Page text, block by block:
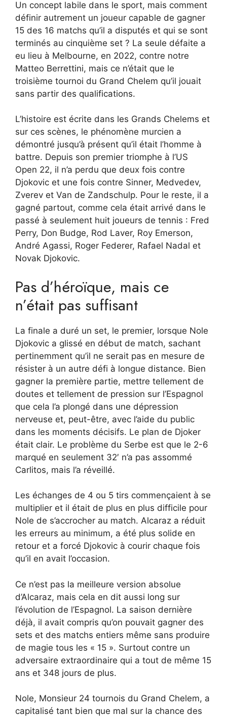
Un concept labile dans le sport, mais comment
définir autrement un joueur capable de gagner
15 des 16 matchs qu’il a disputés et qui se sont
terminés au cinquième set ? La seule défaite a
eu lieu à Melbourne, en 2022, contre notre
Matteo Berrettini, mais ce n’était que le
troisième tournoi du Grand Chelem qu’il jouait
sans partir des qualifications.
L’histoire est écrite dans les Grands Chelems et
sur ces scènes, le phénomène murcien a
démontré jusqu’à présent qu’il était l’homme à
battre. Depuis son premier triomphe à l’US
Open 22, il n’a perdu que deux fois contre
Djokovic et une fois contre Sinner, Medvedev,
Zverev et Van de Zandschulp. Pour le reste, il a
gagné partout, comme cela était arrivé dans le
passé à seulement huit joueurs de tennis : Fred
Perry, Don Budge, Rod Laver, Roy Emerson,
André Agassi, Roger Federer, Rafael Nadal et
Novak Djokovic.
Pas d’héroïque, mais ce
n’était pas suffisant
La finale a duré un set, le premier, lorsque Nole
Djokovic a glissé en début de match, sachant
pertinemment qu’il ne serait pas en mesure de
résister à un autre défi à longue distance. Bien
gagner la première partie, mettre tellement de
doutes et tellement de pression sur l’Espagnol
que cela l’a plongé dans une dépression
nerveuse et, peut-être, avec l’aide du public
dans les moments décisifs. Le plan de Djoker
était clair. Le problème du Serbe est que le 2-6
marqué en seulement 32′ n’a pas assommé
Carlitos, mais l’a réveillé.
Les échanges de 4 ou 5 tirs commençaient à se
multiplier et il était de plus en plus difficile pour
Nole de s’accrocher au match. Alcaraz a réduit
les erreurs au minimum, a été plus solide en
retour et a forcé Djokovic à courir chaque fois
qu’il en avait l’occasion.
Ce n’est pas la meilleure version absolue
d’Alcaraz, mais cela en dit aussi long sur
l’évolution de l’Espagnol. La saison dernière
déjà, il avait compris qu’on pouvait gagner des
sets et des matchs entiers même sans produire
de magie tous les « 15 ». Surtout contre un
adversaire extraordinaire qui a tout de même 15
ans et 348 jours de plus.
Nole, Monsieur 24 tournois du Grand Chelem, a
capitalisé tant bien que mal sur la chance des